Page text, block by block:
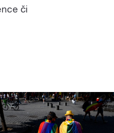
či